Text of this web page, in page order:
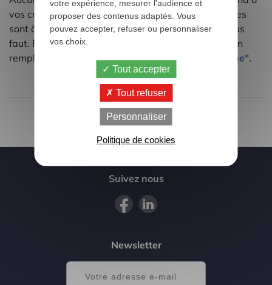
vos critères de recherche ? Pas de souci, nos équipes
sont à votre écoute pour trouver le camion qu'il vous
faut. Faites nos part de vos critères de recherche en
remplissant notre
formulaire "Recherche Spécifique".
Suivez nous
Newsletter
votre expérience, mesurer l'audience et
proposer des contenus adaptés. Vous
pouvez accepter, refuser ou personnaliser
vos choix.
Tout accepter
Tout refuser
Personnaliser
Politique de cookies